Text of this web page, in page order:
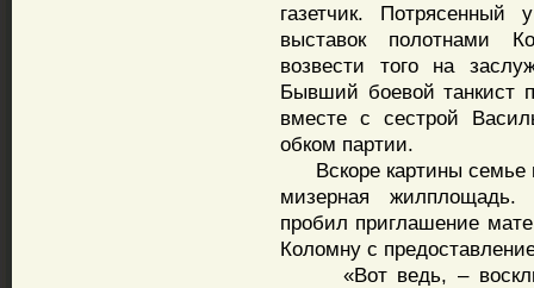
газетчик.
выставок полотнами
возвести того на
Бывший боевой танкист
вместе с сестрой
обком партии.
Вскоре картины семье
мизерная жилплощадь.
пробил приглашение
Коломну с
«Вот ведь, –